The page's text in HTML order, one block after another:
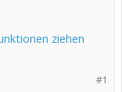
ziehen
#1